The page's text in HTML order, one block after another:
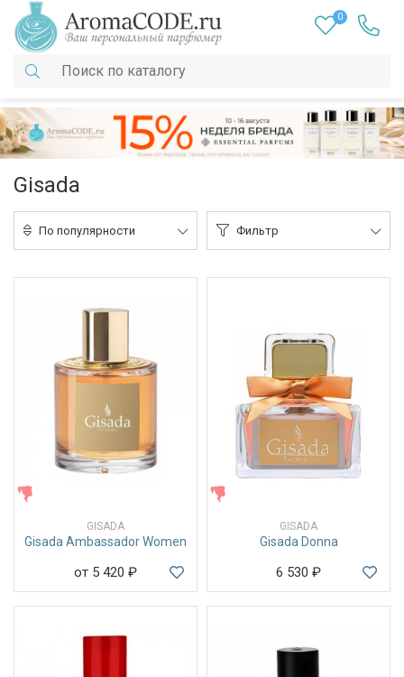
0
Gisada
По популярности Фильтр
GISADA
Gisada Ambassador Women
от 5 420 ₽
GISADA
Gisada Donna
6 530 ₽